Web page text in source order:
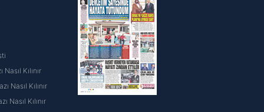
Nasıl Kılınır
Nasıl Kılınır
Nasıl Kılınır